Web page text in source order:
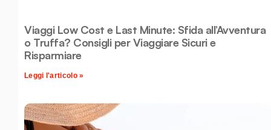
Viaggi Low Cost e Last Minute: Sfida all’Avventura
o Truffa? Consigli per Viaggiare Sicuri e
Risparmiare
Leggi l'articolo »